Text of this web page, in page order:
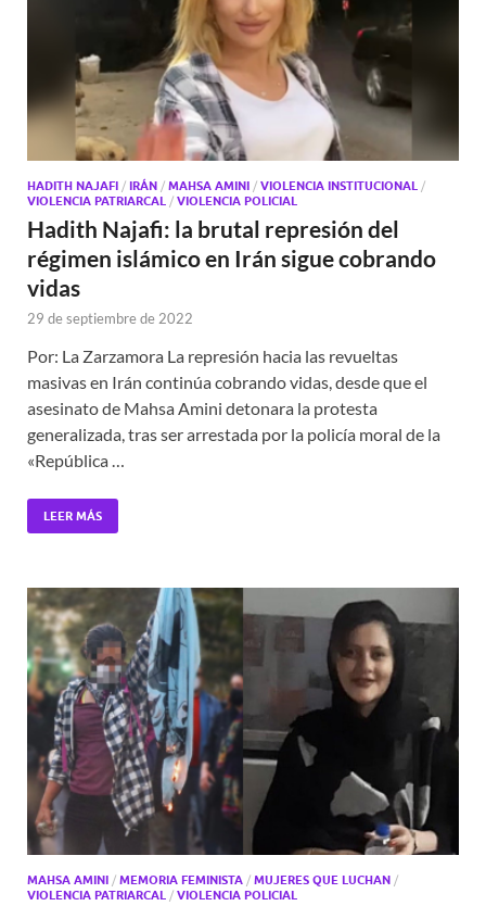
HADITH NAJAFI / IRÁN / MAHSA AMINI / VIOLENCIA INSTITUCIONAL /
VIOLENCIA PATRIARCAL / VIOLENCIA POLICIAL
Hadith Najafi: la brutal represión del
régimen islámico en Irán sigue cobrando
vidas
29 de septiembre de 2022
Por: La Zarzamora La represión hacia las revueltas
masivas en Irán continúa cobrando vidas, desde que el
asesinato de Mahsa Amini detonara la protesta
generalizada, tras ser arrestada por la policía moral de la
«República …
LEER MÁS
MAHSA AMINI / MEMORIA FEMINISTA / MUJERES QUE LUCHAN /
VIOLENCIA PATRIARCAL / VIOLENCIA POLICIAL